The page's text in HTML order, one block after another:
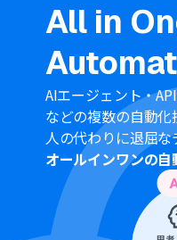
連携してください。
トリガーは5分、10
間隔を選択できます
プランによって最短
ください。
要約機能はミニプラ
なっております。フ
は設定しているフロ
コネクトはエラーと
パーソナルプラン・
プランなどの有料プ
うことが可能です。
リを使用することが
All in
AIエージェント・
などの複数の自動化
人の代わりに退屈
オールインワンの